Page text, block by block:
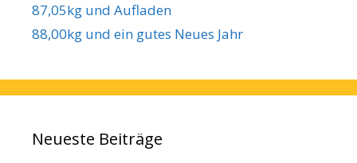
87,05kg und Aufladen
88,00kg und ein gutes Neues Jahr
Neueste Beiträge